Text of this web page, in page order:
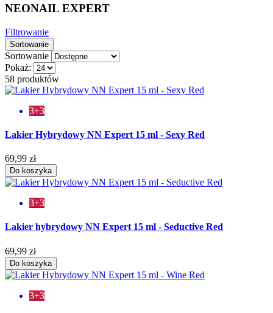
NEONAIL EXPERT
Filtrowanie
Sortowanie
Sortowanie
Pokaż:
58 produktów
3+3
Lakier Hybrydowy NN Expert 15 ml - Sexy Red
69,99 zł
Do koszyka
3+3
Lakier hybrydowy NN Expert 15 ml - Seductive Red
69,99 zł
Do koszyka
3+3